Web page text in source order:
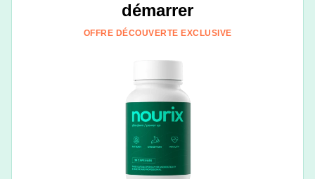
démarrer
OFFRE DÉCOUVERTE EXCLUSIVE